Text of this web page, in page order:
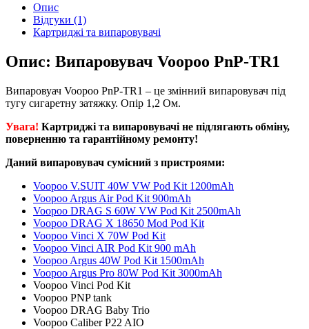
Опис
Відгуки (1)
Картриджі та випаровувачі
Опис: Випаровувач Voopoo PnP-TR1
Випаровуач Voopoo PnP-TR1 – це змінний випаровувач під
тугу сигаретну затяжку. Опір 1,2 Ом.
Увага! Картриджі та випаровувачі не підлягають обміну,
поверненню та гарантійному ремонту!
Даний випаровувач сумісний з пристроями:
Voopoo V.SUIT 40W VW Pod Kit 1200mAh
Voopoo Argus Air Pod Kit 900mAh
Voopoo DRAG S 60W VW Pod Kit 2500mAh
Voopoo DRAG X 18650 Mod Pod Kit
Voopoo Vinci X 70W Pod Kit
Voopoo Vinci AIR Pod Kit 900 mAh
Voopoo Argus 40W Pod Kit 1500mAh
Voopoo Argus Pro 80W Pod Kit 3000mAh
Voopoo Vinci Pod Kit
Voopoo PNP tank
Voopoo DRAG Baby Trio
Voopoo Caliber P22 AIO